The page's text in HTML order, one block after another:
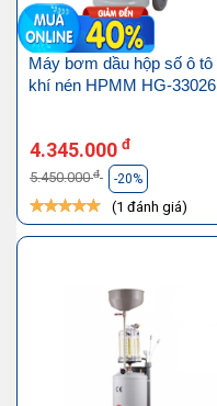
Máy bơm dầu hộp số ô tô
khí nén HPMM HG-33026
4.345.000 đ
5.450.000đ -20%
(1 đánh giá)